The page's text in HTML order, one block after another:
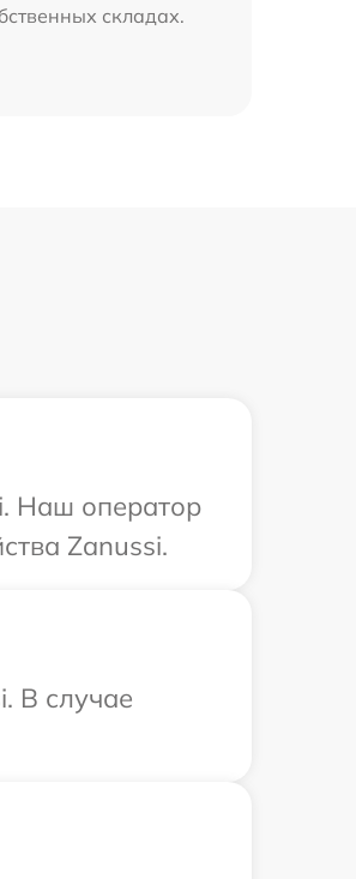
складах.
Наш оператор
Zanussi.
В случае